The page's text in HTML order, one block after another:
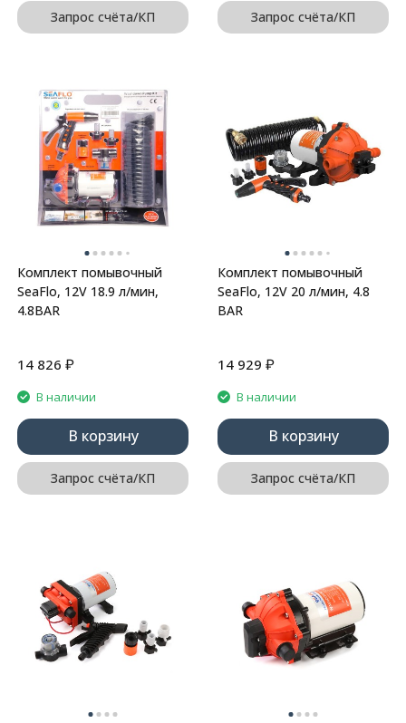
Запрос счёта/КП Запрос счёта/КП
Комплект помывочный
SeaFlo, 12V 18.9 л/мин,
4.8BAR
14 826 ₽
В наличии
В корзину
Запрос счёта/КП
Комплект помывочный
SeaFlo, 12V 20 л/мин, 4.8
BAR
14 929 ₽
В наличии
В корзину
Запрос счёта/КП